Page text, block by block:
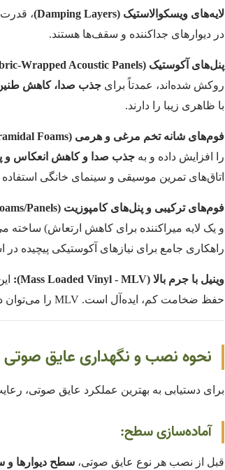
لایه‌های ویسکوالاستیک (Damping Layers)
، قدرت
در دیوارهای جداکننده و سقف‌ها هستند.
پنل‌های آکوستیک (Fabric-Wrapped Acoustic Panels):
روکش شده‌اند، عمدتاً برای جذب صدا، کاهش طنین
با ظاهری زیبا را دارند.
فوم‌های شانه تخم مرغی و هرمی (Egg Crate & Pyramidal Foams):
را افزایش داده و به جذب صدا و کاهش انعکاس و
اتاق‌های تمرین موسیقی و سینمای خانگی
فوم‌های ترکیبی و پنل‌های کامپوزیت (Composite Foams/Panels):
و یک لایه میراکننده برای کاهش ارتعاش) ساخته
راهکاری جامع برای نیازهای آکوستیکی پیچیده
وینیل با جرم بالا (Mass Loaded Vinyl - MLV):
حفظ ضخامت کم، ایده‌آل است. MLV را می‌توان در زیر گچ‌برگ‌ها، کفپوش‌ها یا به عنوان لایه‌ای در سیستم‌های چند لایه استفاده کرد.
نحوه نصب و نگهداری عایق
برای دستیابی به بهترین عملکرد عایق
آماده‌سازی سطح:
قبل از نصب هر نوع عایق صوتی، سطح دیوارها و